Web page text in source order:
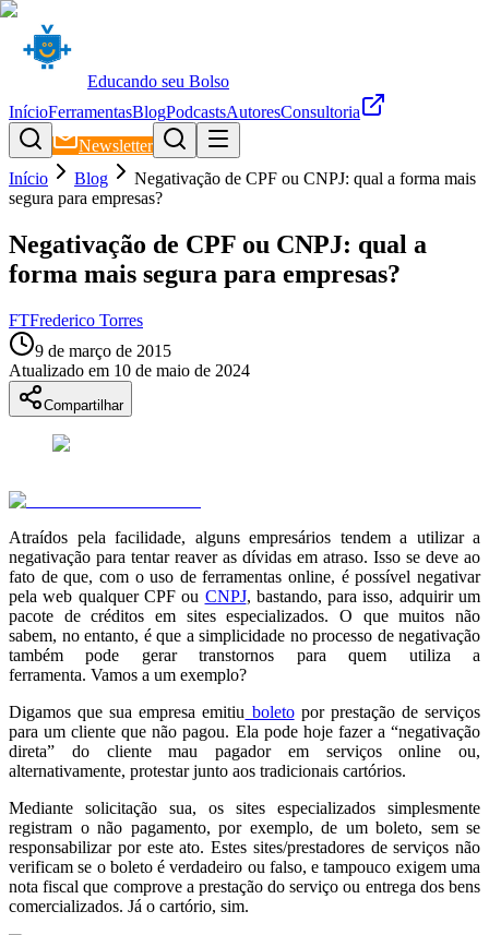
Educando seu Bolso
InícioFerramentasBlogPodcastsAutoresConsultoria
Newsletter
Início
Blog
Negativação de CPF ou CNPJ: qual a forma mais
segura para empresas?
Negativação de CPF ou CNPJ: qual a
forma mais segura para empresas?
FTFrederico Torres
9 de março de 2015
Atualizado em 10 de maio de 2024
Compartilhar
Atraídos pela facilidade, alguns empresários tendem a utilizar a
negativação para tentar reaver as dívidas em atraso. Isso se deve ao
fato de que, com o uso de ferramentas online, é possível negativar
pela web qualquer CPF ou CNPJ, bastando, para isso, adquirir um
pacote de créditos em sites especializados. O que muitos não
sabem, no entanto, é que a simplicidade no processo de negativação
também pode gerar transtornos para quem utiliza a
ferramenta. Vamos a um exemplo?
Digamos que sua empresa emitiu boletopor prestação de serviços
para um cliente que não pagou. Ela pode hoje fazer a “negativação
direta” do cliente mau pagador em serviços online ou,
alternativamente, protestar junto aos tradicionais cartórios.
Mediante solicitação sua, os sites especializados simplesmente
registram o não pagamento, por exemplo, de um boleto, sem se
responsabilizar por este ato. Estes sites/prestadores de serviços não
verificam se o boleto é verdadeiro ou falso, e tampouco exigem uma
nota fiscal que comprove a prestação do serviço ou entrega dos bens
comercializados. Já o cartório, sim.